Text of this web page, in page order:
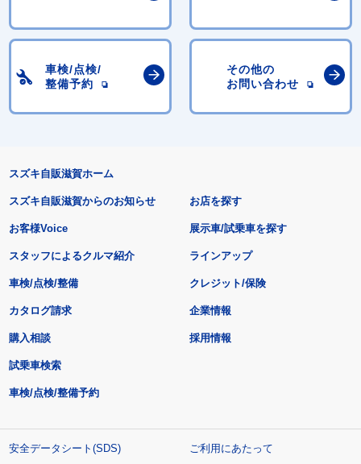
車検/点検/
整備予約
その他の
お問い合わせ
スズキ自販滋賀ホーム
スズキ自販滋賀からのお知らせ
お客様Voice
スタッフによるクルマ紹介
お店を探す
展示車/試乗車を探す
ラインアップ
車検/点検/整備 クレジット/保険
カタログ請求
購入相談
試乗車検索
車検/点検/整備予約
企業情報
採用情報
安全データシート(SDS)
ご利用にあたって